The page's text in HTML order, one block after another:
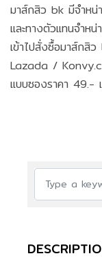
มาส์กสิว bk มีจำหน่
และทางตัวแทนจำห
เข้าไปสั่งซื้อมาส์ก
Lazada /
แบบซองราคา 49.-